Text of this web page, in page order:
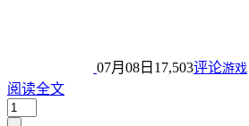
07月08日 17,503评论游戏
阅读全文